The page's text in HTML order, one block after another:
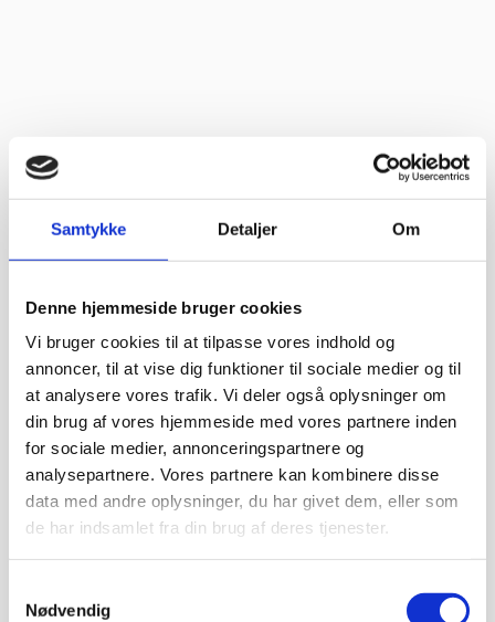
Samtykke Detaljer Om
Denne hjemmeside bruger cookies
Vi bruger cookies til at tilpasse vores indhold og
annoncer, til at vise dig funktioner til sociale medier og til
at analysere vores trafik. Vi deler også oplysninger om
din brug af vores hjemmeside med vores partnere inden
for sociale medier, annonceringspartnere og
analysepartnere. Vores partnere kan kombinere disse
data med andre oplysninger, du har givet dem, eller som
de har indsamlet fra din brug af deres tjenester.
Nødvendig